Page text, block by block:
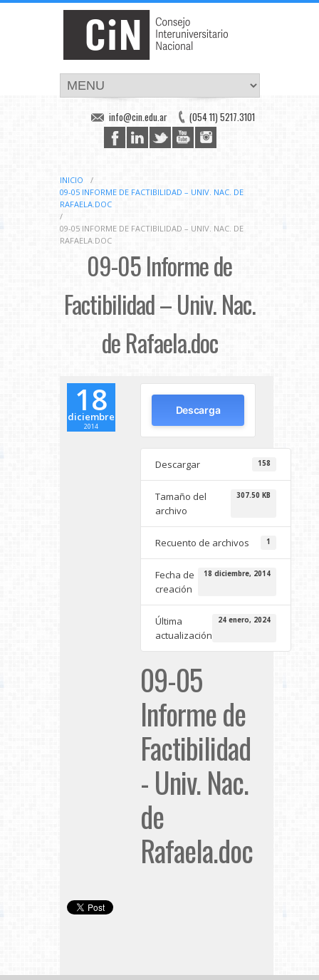
(054 11) 5217.3101
info@cin.edu.ar
INICIO
/
09-05 INFORME DE FACTIBILIDAD – UNIV. NAC. DE
RAFAELA.DOC
/
09-05 INFORME DE FACTIBILIDAD – UNIV. NAC. DE
RAFAELA.DOC
09-05 Informe de
Factibilidad – Univ. Nac.
de Rafaela.doc
18
diciembre
2014
Descarga
Descargar 158
Tamaño del
archivo
307.50 KB
Recuento de archivos 1
Fecha de
creación
18 diciembre, 2014
Última
actualización
24 enero, 2024
09-05
Informe de
Factibilidad
- Univ. Nac.
de
Rafaela.doc